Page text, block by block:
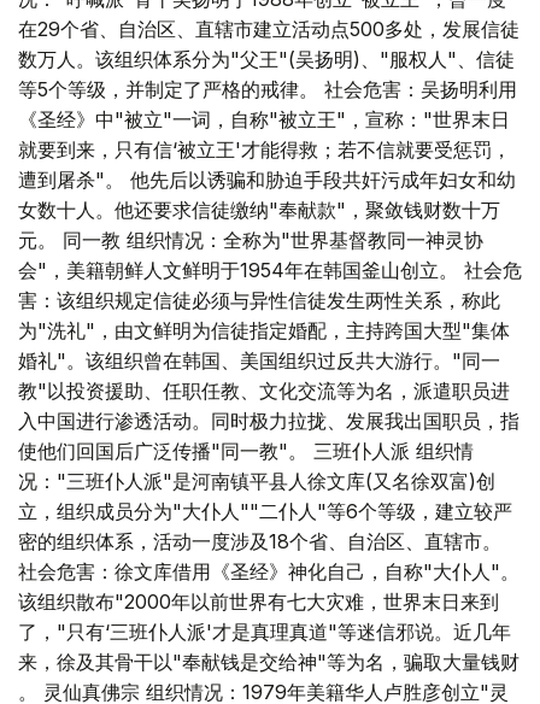
在29个省、自治区、直辖市建立活动点500多处，发展信徒
数万人。该组织体系分为"父王"(吴扬明)、"服权人"、信徒
等5个等级，并制定了严格的戒律。 社会危害：吴扬明利用
《圣经》中"被立"一词，自称"被立王"，宣称："世界末日
就要到来，只有信‘被立王'才能得救；若不信就要受惩罚，
遭到屠杀"。 他先后以诱骗和胁迫手段共奸污成年妇女和幼
女数十人。他还要求信徒缴纳"奉献款"，聚敛钱财数十万
元。 同一教 组织情况：全称为"世界基督教同一神灵协
会"，美籍朝鲜人文鲜明于1954年在韩国釜山创立。 社会危
害：该组织规定信徒必须与异性信徒发生两性关系，称此
为"洗礼"，由文鲜明为信徒指定婚配，主持跨国大型"集体
婚礼"。该组织曾在韩国、美国组织过反共大游行。"同一
教"以投资援助、任职任教、文化交流等为名，派遣职员进
入中国进行渗透活动。同时极力拉拢、发展我出国职员，指
使他们回国后广泛传播"同一教"。 三班仆人派 组织情
况："三班仆人派"是河南镇平县人徐文库(又名徐双富)创
立，组织成员分为"大仆人""二仆人"等6个等级，建立较严
密的组织体系，活动一度涉及18个省、自治区、直辖市。
社会危害：徐文库借用《圣经》神化自己，自称"大仆人"。
该组织散布"2000年以前世界有七大灾难，世界末日来到
了，"只有‘三班仆人派'才是真理真道"等迷信邪说。近几年
来，徐及其骨干以"奉献钱是交给神"等为名，骗取大量钱财
。 灵仙真佛宗 组织情况：1979年美籍华人卢胜彦创立"灵